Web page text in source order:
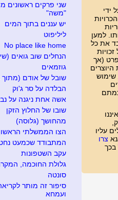
ידי
למען
את כל
(אך
היוצרים
שימוש
עליו
צרו
בכך
"משה"
יש עננים בתוך המים
ליליפוט
No place like home
הנחלים שוב גואים
גוזמאים
שובל של אודם
הבלדה על סר ג'וק
אשה אחת ניגנה על
שובו של החלוץ הזקן
מהחושך (גלוסה)
הצו הממשלתי
המתבודד שכמעט
עקב השטפונות
גלולת החוכמה,
סונטה
סיפור זה מותר
ועמחא